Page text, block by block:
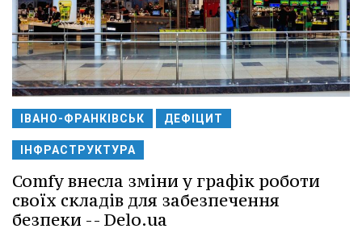
ІВАНО-ФРАНКІВСЬК ДЕФІЦИТ
ІНФРАСТРУКТУРА
Comfy внесла зміни у графік роботи
своїх складів для забезпечення
безпеки -- Delo.ua